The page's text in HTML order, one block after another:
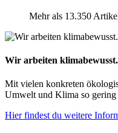
Mehr als 13.350
Wir arbeiten klimabewusst.
Mit vielen konkreten
Umwelt und Klima so
Hier findest du weitere